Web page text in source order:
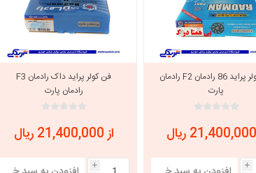
فن کولر پراید 86 رادمان F2 رادمان
پارت
i
فن کولر پراید داک رادمان F3
رادمان پارت
از 21,400,000 ریال
i